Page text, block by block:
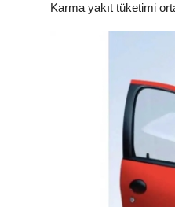
Karma yakıt tüketimi